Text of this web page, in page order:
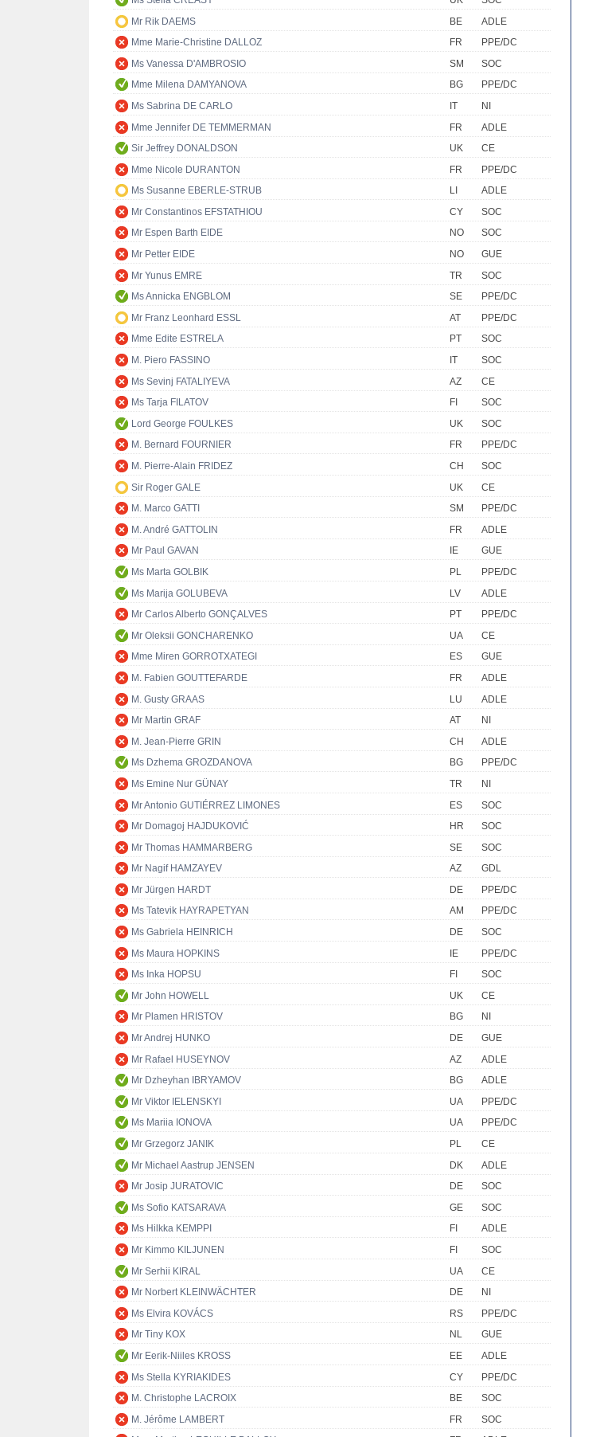
Mr Rik DAEMS
BE
ADLE
Mme Marie-Christine DALLOZ
FR
PPE/DC
Ms Vanessa D'AMBROSIO
SM
SOC
Mme Milena DAMYANOVA
BG
PPE/DC
Ms Sabrina DE CARLO
IT
NI
Mme Jennifer DE TEMMERMAN
FR
ADLE
Sir Jeffrey DONALDSON
UK
CE
Mme Nicole DURANTON
FR
PPE/DC
Ms Susanne EBERLE-STRUB
LI
ADLE
Mr Constantinos EFSTATHIOU
CY
SOC
Mr Espen Barth EIDE
NO
SOC
Mr Petter EIDE
NO
GUE
Mr Yunus EMRE
TR
SOC
Ms Annicka ENGBLOM
SE
PPE/DC
Mr Franz Leonhard ESSL
AT
PPE/DC
Mme Edite ESTRELA
PT
SOC
M. Piero FASSINO
IT
SOC
Ms Sevinj FATALIYEVA
AZ
CE
Ms Tarja FILATOV
FI
SOC
Lord George FOULKES
UK
SOC
M. Bernard FOURNIER
FR
PPE/DC
M. Pierre-Alain FRIDEZ
CH
SOC
Sir Roger GALE
UK
CE
M. Marco GATTI
SM
PPE/DC
M. André GATTOLIN
FR
ADLE
Mr Paul GAVAN
IE
GUE
Ms Marta GOLBIK
PL
PPE/DC
Ms Marija GOLUBEVA
LV
ADLE
Mr Carlos Alberto GONÇALVES
PT
PPE/DC
Mr Oleksii GONCHARENKO
UA
CE
Mme Miren GORROTXATEGI
ES
GUE
M. Fabien GOUTTEFARDE
FR
ADLE
M. Gusty GRAAS
LU
ADLE
Mr Martin GRAF
AT
NI
M. Jean-Pierre GRIN
CH
ADLE
Ms Dzhema GROZDANOVA
BG
PPE/DC
Ms Emine Nur GÜNAY
TR
NI
Mr Antonio GUTIÉRREZ LIMONES
ES
SOC
Mr Domagoj HAJDUKOVIĆ
HR
SOC
Mr Thomas HAMMARBERG
SE
SOC
Mr Nagif HAMZAYEV
AZ
GDL
Mr Jürgen HARDT
DE
PPE/DC
Ms Tatevik HAYRAPETYAN
AM
PPE/DC
Ms Gabriela HEINRICH
DE
SOC
Ms Maura HOPKINS
IE
PPE/DC
Ms Inka HOPSU
FI
SOC
Mr John HOWELL
UK
CE
Mr Plamen HRISTOV
BG
NI
Mr Andrej HUNKO
DE
GUE
Mr Rafael HUSEYNOV
AZ
ADLE
Mr Dzheyhan IBRYAMOV
BG
ADLE
Mr Viktor IELENSKYI
UA
PPE/DC
Ms Mariia IONOVA
UA
PPE/DC
Mr Grzegorz JANIK
PL
CE
Mr Michael Aastrup JENSEN
DK
ADLE
Mr Josip JURATOVIC
DE
SOC
Ms Sofio KATSARAVA
GE
SOC
Ms Hilkka KEMPPI
FI
ADLE
Mr Kimmo KILJUNEN
FI
SOC
Mr Serhii KIRAL
UA
CE
Mr Norbert KLEINWÄCHTER
DE
NI
Ms Elvira KOVÁCS
RS
PPE/DC
Mr Tiny KOX
NL
GUE
Mr Eerik-Niiles KROSS
EE
ADLE
Ms Stella KYRIAKIDES
CY
PPE/DC
M. Christophe LACROIX
BE
SOC
M. Jérôme LAMBERT
FR
SOC